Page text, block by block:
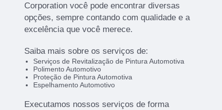
Corporation você pode encontrar diversas
opções, sempre contando com qualidade e a
excelência que você merece.
Saiba mais sobre os serviços de:
Serviços de Revitalização de Pintura Automotiva
Polimento Automotivo
Proteção de Pintura Automotiva
Espelhamento Automotivo
Executamos nossos serviços de forma